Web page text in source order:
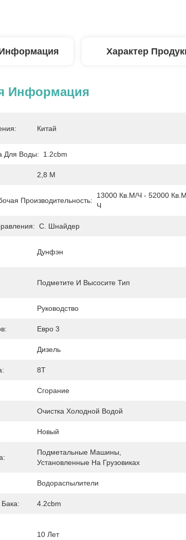
Характер
Информация
Китай
Для Воды: 1.2cbm
2,8 М
Производительность:
13000 Кв.м/ч - 52000
Ч
С. Шнайдер
Дунфэн
Подметите И Высосите Тип
Руководство
Евро 3
Дизель
8Т
Сгорание
Очистка Холодной Водой
Новый
Подметальные Машины,
Установленные На Грузовиках
Водораспылители
4.2cbm
10 Лет